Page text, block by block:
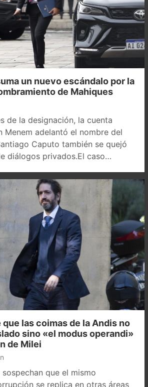
un nuevo escándalo por la
de Mahiques
de la designación, la cuenta
Menem adelantó el nombre del
Caputo también se quejó
diálogos privados.El caso…
las coimas de la Andis no
sino «el modus operandi»
de Milei
que el mismo
se replica en otras áreas